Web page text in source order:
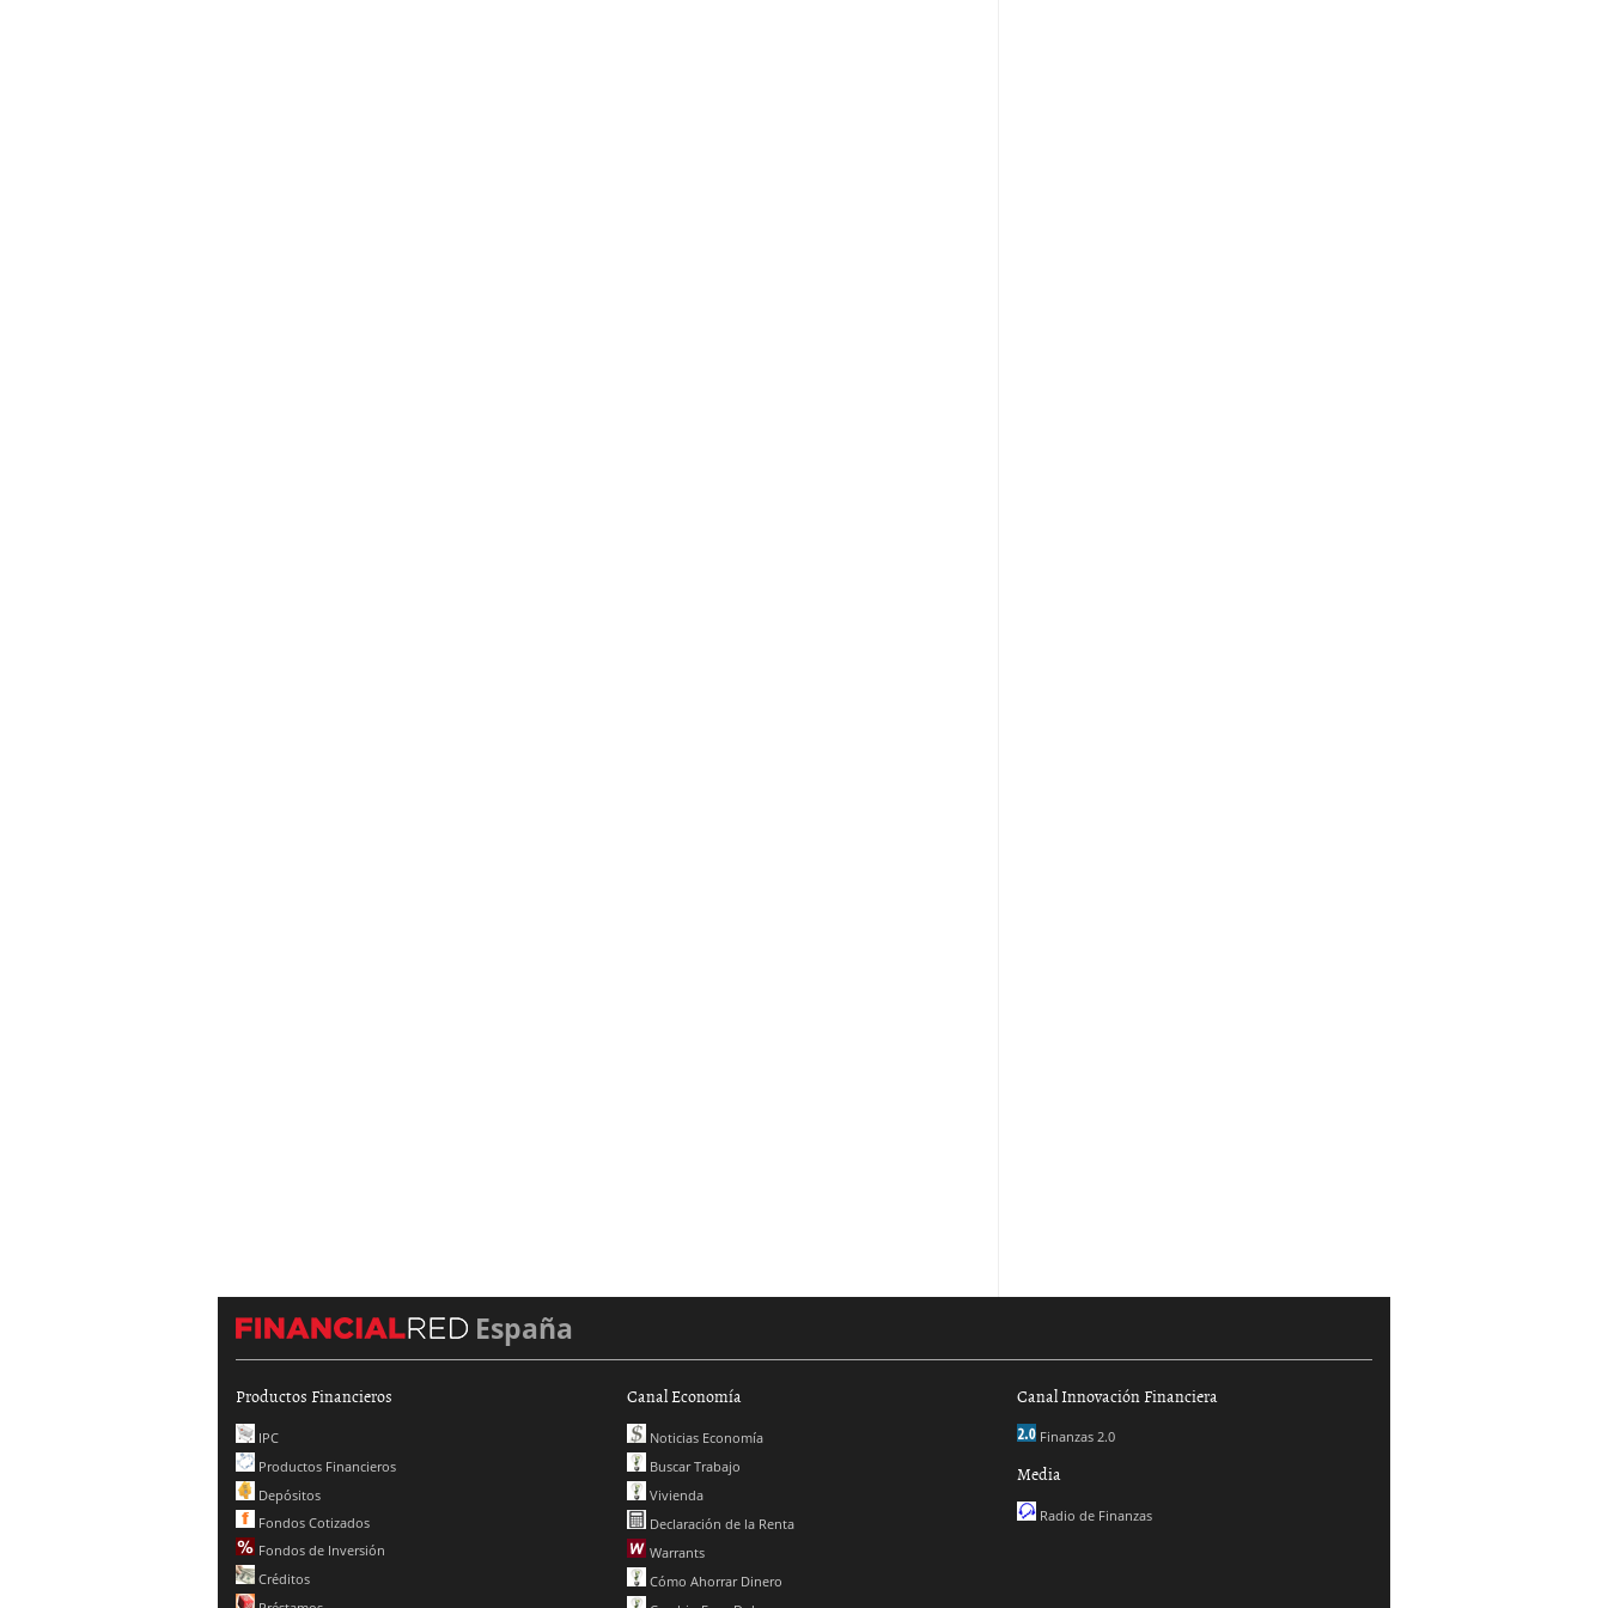
España
Productos Financieros
IPC
Productos Financieros
Depósitos
Fondos Cotizados
Fondos de Inversión
Créditos
Canal Economía
Noticias Economía
Buscar Trabajo
Vivienda
Declaración de la Renta
Warrants
Cómo Ahorrar Dinero
Canal Innovación Financiera
Finanzas 2.0
Media
Radio de Finanzas